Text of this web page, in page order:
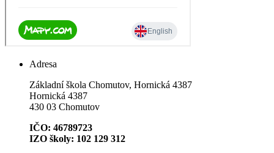
Adresa
Základní škola Chomutov, Hornická 4387
Hornická 4387
430 03 Chomutov
IČO: 46789723
IZO školy: 102 129 312